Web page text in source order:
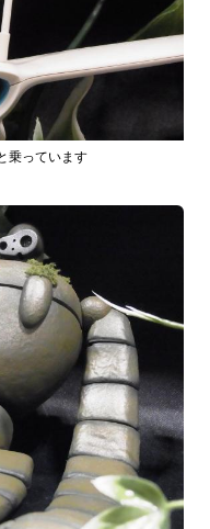
乗っています